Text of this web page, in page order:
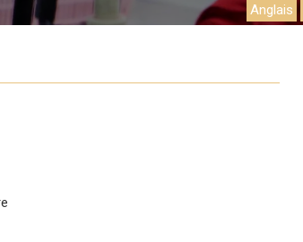
Anglais